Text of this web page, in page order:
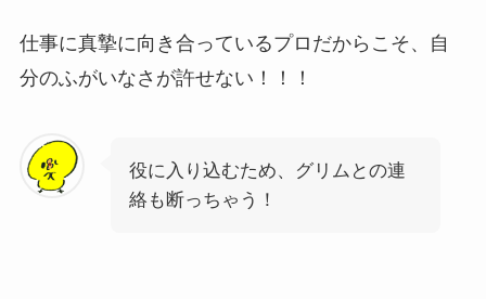
仕事に真摯に向き合っているプロだからこそ、自
分のふがいなさが許せない！！！
役に入り込むため、グリムとの連
絡も断っちゃう！